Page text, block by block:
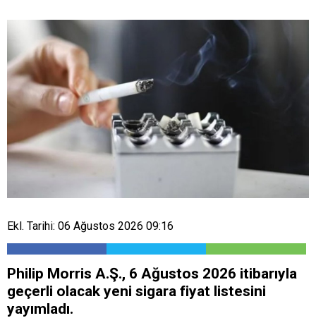
Ekl. Tarihi: 06 Ağustos 2026 09:16
Philip Morris A.Ş., 6 Ağustos 2026 itibarıyla
geçerli olacak yeni sigara fiyat listesini
yayımladı.